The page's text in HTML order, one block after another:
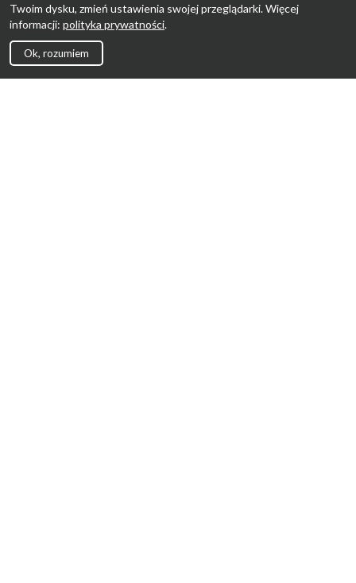
Twoim dysku, zmień ustawienia swojej przeglądarki. Więcej
informacji: polityka prywatności.
Ok, rozumiem